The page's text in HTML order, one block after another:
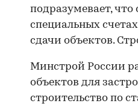
подразумевает,
специальных
сдачи объектов.
Минстрой России
объектов для
строительство по